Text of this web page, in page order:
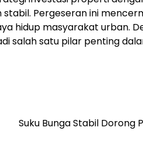
Pergeseran ini
hidup masyarakat urban.
salah satu pilar penting
Suku Bunga Stabil Dorong